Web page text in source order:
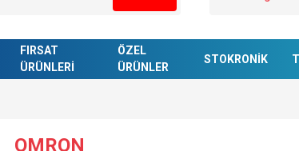
FIRSAT
ÜRÜNLERİ
ÖZEL
ÜRÜNLER
STOKRONİK
OMRON